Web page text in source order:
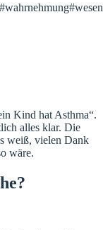
Kind hat Asthma“.
alles klar. Die
weiß, vielen Dank
wäre.